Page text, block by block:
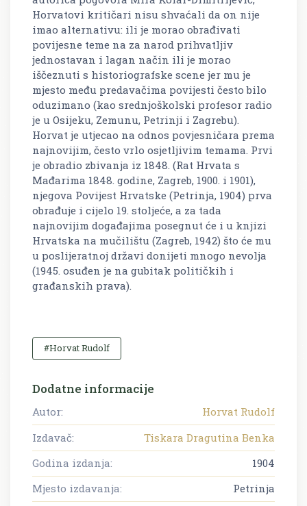
Horvatovi kritičari nisu shvaćali da on nije
imao alternativu: ili je morao obrađivati
povijesne teme na za narod prihvatljiv
jednostavan i lagan način ili je morao
iščeznuti s historiografske scene jer mu je
mjesto među predavačima povijesti često bilo
oduzimano (kao srednjoškolski profesor radio
je u Osijeku, Zemunu, Petrinji i Zagrebu).
Horvat je utjecao na odnos povjesničara prema
najnovijim, često vrlo osjetljivim temama. Prvi
je obradio zbivanja iz 1848. (Rat Hrvata s
Mađarima 1848. godine, Zagreb, 1900. i 1901),
njegova Povijest Hrvatske (Petrinja, 1904) prva
obrađuje i cijelo 19. stoljeće, a za tada
najnovijim događajima posegnut će i u knjizi
Hrvatska na mučilištu (Zagreb, 1942) što će mu
u poslijeratnoj državi donijeti mnogo nevolja
(1945. osuđen je na gubitak političkih i
građanskih prava).
#Horvat Rudolf
Dodatne informacije
Autor:
Horvat Rudolf
Izdavač:
Tiskara Dragutina Benka
Godina izdanja:
1904
Mjesto izdavanja:
Petrinja